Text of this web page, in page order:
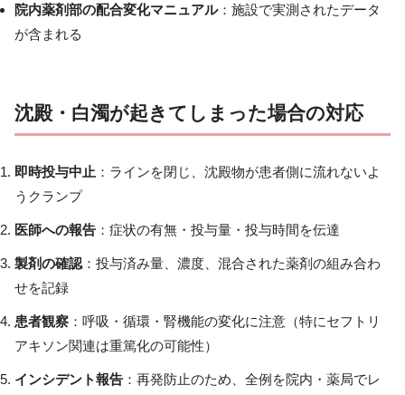
院内薬剤部の配合変化マニュアル：施設で実測されたデータ
が含まれる
沈殿・白濁が起きてしまった場合の対応
即時投与中止 ：ラインを閉じ、沈殿物が患者側に流れないよ
うクランプ
医師への報告 ：症状の有無・投与量・投与時間を伝達
製剤の確認 ：投与済み量、濃度、混合された薬剤の組み合わ
せを記録
患者観察 ：呼吸・循環・腎機能の変化に注意（特にセフトリ
アキソン関連は重篤化の可能性）
インシデント報告 ：再発防止のため、全例を院内・薬局でレ